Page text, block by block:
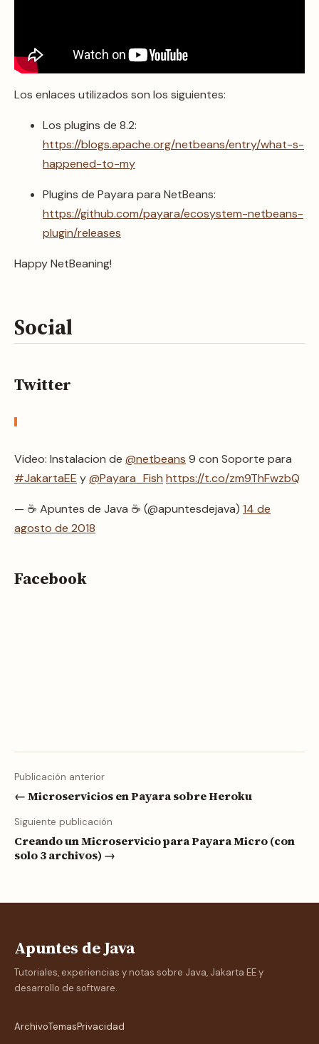
Los enlaces utilizados son los siguientes:
Los plugins de 8.2:
https://blogs.apache.org/netbeans/entry/what-s-
happened-to-my
Plugins de Payara para NetBeans:
https://github.com/payara/ecosystem-netbeans-
plugin/releases
Happy NetBeaning!
Social
Twitter
Video: Instalacion de @netbeans 9 con Soporte para
#JakartaEE y@Payara_Fish https://t.co/zm9ThFwzbQ
— ☕ Apuntes de Java ☕ (@apuntesdejava) 14 de
agosto de 2018
Facebook
Publicación anterior
← Microservicios en Payara sobre Heroku
Siguiente publicación
Creando un Microservicio para Payara Micro (con
solo 3 archivos) →
Apuntes de Java
Tutoriales, experiencias y notas sobre Java, Jakarta EE y
desarrollo de software.
ArchivoTemasPrivacidad